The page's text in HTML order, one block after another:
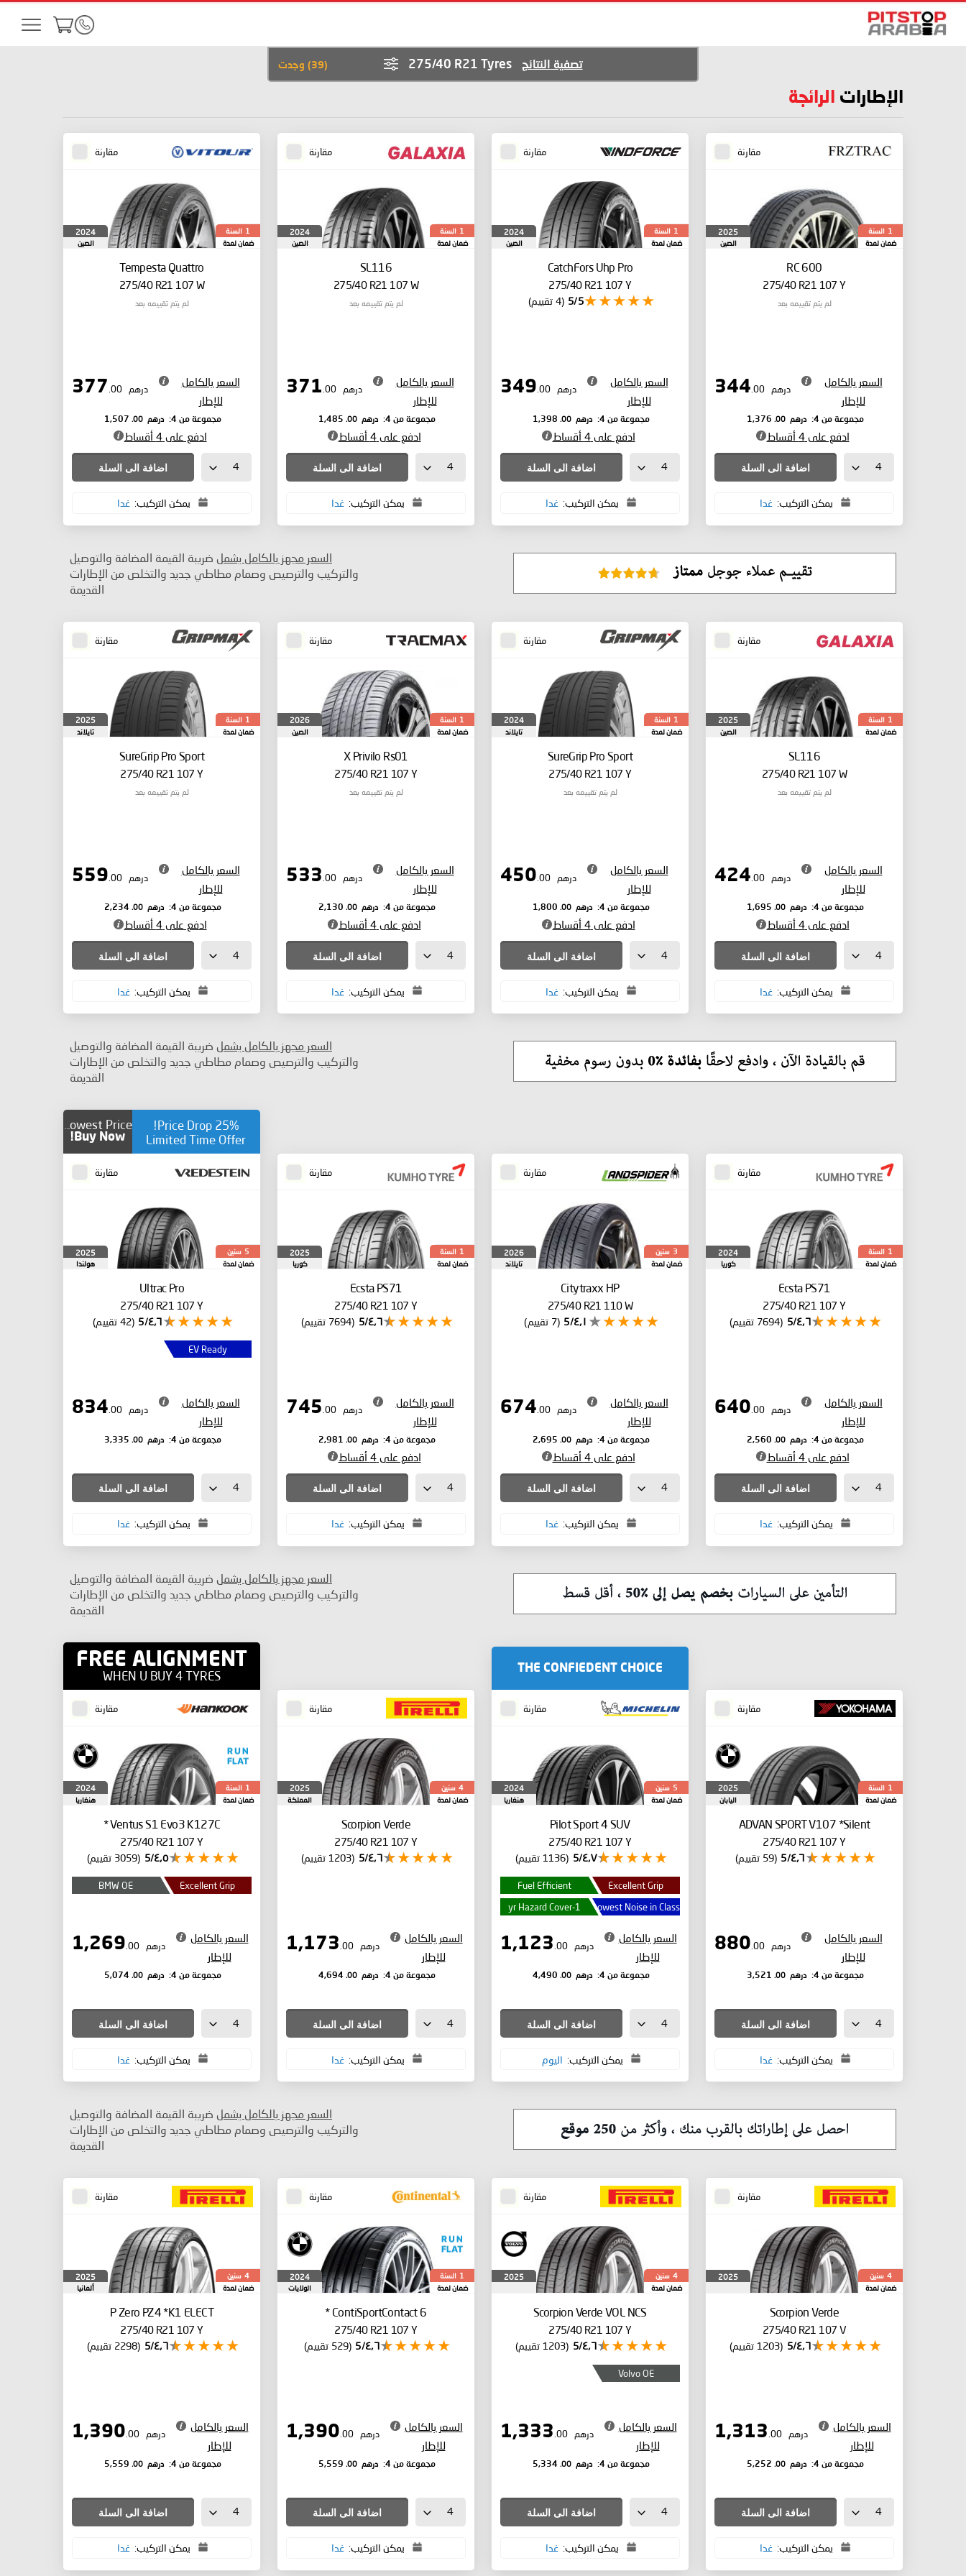
(
39
) وجدت تصفية النتائج 275/40 R21 Tyres
الإطارات الرائجة
مقارنة
1 السنة
ضمان لمدة
2025
الصين
RC 600
275/40 R21 107 Y
لم يتم تقييمه بعد
السعر بالكامل
للإطار
درهم .00
مجموعة من 4: درهم .00
ادفع على 4 أقساط
اضافة الى السلة
يمكن التركيب: غدا
مقارنة
1 السنة
ضمان لمدة
2024
الصين
CatchFors Uhp Pro
275/40 R21 107 Y
5/5 (4 تقييم)
السعر بالكامل
للإطار
درهم .00
مجموعة من 4: درهم .00
ادفع على 4 أقساط
اضافة الى السلة
يمكن التركيب: غدا
مقارنة
1 السنة
ضمان لمدة
2024
الصين
SL116
275/40 R21 107 W
لم يتم تقييمه بعد
السعر بالكامل
للإطار
درهم .00
مجموعة من 4: درهم .00
ادفع على 4 أقساط
اضافة الى السلة
يمكن التركيب: غدا
مقارنة
1 السنة
ضمان لمدة
2024
الصين
Tempesta Quattro
275/40 R21 107 W
لم يتم تقييمه بعد
السعر بالكامل
للإطار
درهم .00
مجموعة من 4: درهم .00
ادفع على 4 أقساط
اضافة الى السلة
يمكن التركيب: غدا
السعر مجهز بالكامل يشمل ضريبة القيمة المضافة والتوصيل
والتركيب والترصيص وصمام مطاطي جديد والتخلص من الإطارات
القديمة
مقارنة
1 السنة
ضمان لمدة
2025
الصين
SL116
275/40 R21 107 W
لم يتم تقييمه بعد
السعر بالكامل
للإطار
درهم .00
مجموعة من 4: درهم .00
ادفع على 4 أقساط
اضافة الى السلة
يمكن التركيب: غدا
مقارنة
1 السنة
ضمان لمدة
2024
تايلاند
SureGrip Pro Sport
275/40 R21 107 Y
لم يتم تقييمه بعد
السعر بالكامل
للإطار
درهم .00
مجموعة من 4: درهم .00
ادفع على 4 أقساط
اضافة الى السلة
يمكن التركيب: غدا
مقارنة
1 السنة
ضمان لمدة
2026
الصين
X Privilo Rs01
275/40 R21 107 Y
لم يتم تقييمه بعد
السعر بالكامل
للإطار
درهم .00
مجموعة من 4: درهم .00
ادفع على 4 أقساط
اضافة الى السلة
يمكن التركيب: غدا
مقارنة
1 السنة
ضمان لمدة
2025
تايلاند
SureGrip Pro Sport
275/40 R21 107 Y
لم يتم تقييمه بعد
السعر بالكامل
للإطار
درهم .00
مجموعة من 4: درهم .00
ادفع على 4 أقساط
اضافة الى السلة
يمكن التركيب: غدا
السعر مجهز بالكامل يشمل ضريبة القيمة المضافة والتوصيل
والتركيب والترصيص وصمام مطاطي جديد والتخلص من الإطارات
القديمة
مقارنة
1 السنة
ضمان لمدة
2024
كوريا
Ecsta PS71
275/40 R21 107 Y
٤٫٦/5 (7694 تقييم)
السعر بالكامل
للإطار
درهم .00
مجموعة من 4: درهم .00
ادفع على 4 أقساط
اضافة الى السلة
يمكن التركيب: غدا
مقارنة
3 سنين
ضمان لمدة
2026
تايلاند
Citytraxx HP
275/40 R21 110 W
٤٫١/5 (7 تقييم)
السعر بالكامل
للإطار
درهم .00
مجموعة من 4: درهم .00
ادفع على 4 أقساط
اضافة الى السلة
يمكن التركيب: غدا
مقارنة
1 السنة
ضمان لمدة
2025
كوريا
Ecsta PS71
275/40 R21 107 Y
٤٫٦/5 (7694 تقييم)
السعر بالكامل
للإطار
درهم .00
مجموعة من 4: درهم .00
ادفع على 4 أقساط
اضافة الى السلة
يمكن التركيب: غدا
25% Price Drop!
Limited Time Offer
Lowest Price
Buy Now!
مقارنة
5 سنين
ضمان لمدة
2025
هولندا
Ultrac Pro
275/40 R21 107 Y
٤٫٦/5 (42 تقييم)
EV Ready
السعر بالكامل
للإطار
درهم .00
مجموعة من 4: درهم .00
اضافة الى السلة
يمكن التركيب: غدا
السعر مجهز بالكامل يشمل ضريبة القيمة المضافة والتوصيل
والتركيب والترصيص وصمام مطاطي جديد والتخلص من الإطارات
القديمة
مقارنة
1 السنة
ضمان لمدة
2025
اليابان
ADVAN SPORT V107 *Silent
275/40 R21 107 Y
٤٫٦/5 (59 تقييم)
السعر بالكامل
للإطار
درهم .00
مجموعة من 4: درهم .00
اضافة الى السلة
يمكن التركيب: غدا
THE CONFIEDENT CHOICE
مقارنة
5 سنين
ضمان لمدة
2024
هنغاريا
Pilot Sport 4 SUV
275/40 R21 107 Y
٤٫٧/5 (1136 تقييم)
Excellent Grip
Fuel Efficient
Lowest Noise in Class
1-yr Hazard Cover
السعر بالكامل
للإطار
درهم .00
مجموعة من 4: درهم .00
اضافة الى السلة
يمكن التركيب: اليوم
مقارنة
4 سنين
ضمان لمدة
2025
المملكة
Scorpion Verde
275/40 R21 107 Y
٤٫٦/5 (1203 تقييم)
السعر بالكامل
للإطار
درهم .00
مجموعة من 4: درهم .00
اضافة الى السلة
يمكن التركيب: غدا
FREE ALIGNMENT
WHEN U BUY 4 TYRES
مقارنة
1 السنة
ضمان لمدة
2024
هنغاريا
Ventus S1 Evo3 K127C
*
275/40 R21 107 Y
٤٫٥/5 (3059 تقييم)
Excellent Grip
BMW OE
السعر بالكامل
للإطار
درهم .00
مجموعة من 4: درهم .00
اضافة الى السلة
يمكن التركيب: غدا
السعر مجهز بالكامل يشمل ضريبة القيمة المضافة والتوصيل
والتركيب والترصيص وصمام مطاطي جديد والتخلص من الإطارات
القديمة
مقارنة
4 سنين
ضمان لمدة
2025
Scorpion Verde
275/40 R21 107 V
٤٫٦/5 (1203 تقييم)
السعر بالكامل
للإطار
درهم .00
مجموعة من 4: درهم .00
اضافة الى السلة
يمكن التركيب: غدا
مقارنة
4 سنين
ضمان لمدة
2025
Scorpion VerdeVOL NCS
275/40 R21 107 Y
٤٫٦/5 (1203 تقييم)
Volvo OE
السعر بالكامل
للإطار
درهم .00
مجموعة من 4: درهم .00
اضافة الى السلة
يمكن التركيب: غدا
مقارنة
1 السنة
ضمان لمدة
2024
الولايات
ContiSportContact 6
*
275/40 R21 107 Y
٤٫٦/5 (529 تقييم)
السعر بالكامل
للإطار
درهم .00
مجموعة من 4: درهم .00
اضافة الى السلة
يمكن التركيب: غدا
مقارنة
4 سنين
ضمان لمدة
2025
ألمانيا
P Zero PZ4*K1 ELECT
275/40 R21 107 Y
٤٫٦/5 (2298 تقييم)
السعر بالكامل
للإطار
درهم .00
مجموعة من 4: درهم .00
اضافة الى السلة
يمكن التركيب: غدا